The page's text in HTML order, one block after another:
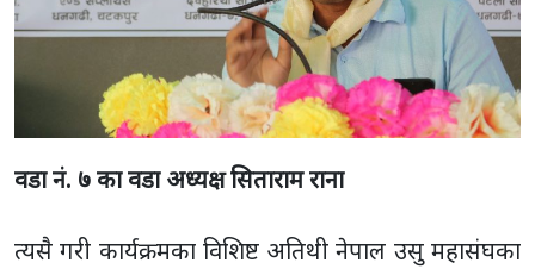
वडा नं. ७ का वडा अध्यक्ष सिताराम राना
त्यसै गरी कार्यक्रमका विशिष्ट अतिथी नेपाल उसु महासंघका